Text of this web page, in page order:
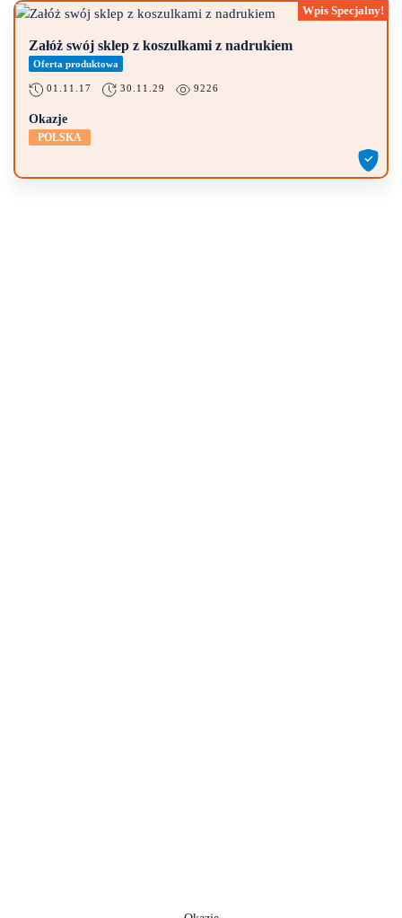
Załóż swój sklep z koszulkami z nadrukiem
Oferta produktowa
01.11.17 30.11.29 9226
Okazje
POLSKA